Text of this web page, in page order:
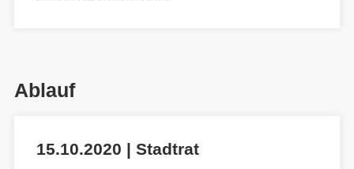
Ablauf
15.10.2020 | Stadtrat